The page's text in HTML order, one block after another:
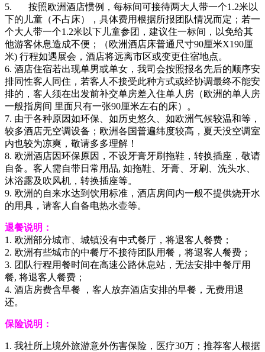
5. 按照欧洲酒店惯例，每标间可接待两大人带一个1.2米以
下的儿童（不占床），具体费用根据所报团队情况而定；若一
个大人带一个1.2米以下儿童参团，建议住一标间，以免给其
他游客休息造成不便；（欧洲酒店床普通尺寸90厘米X190厘
米) 行程如遇展会，酒店将远离市区或变更住宿地点。
6. 酒店住宿若出现单男或单女，我司会按照报名先后的顺序安
排同性客人同住，若客人不接受此种方式或经协调最终不能安
排的，客人须在出发前补交单房差入住单人房（欧洲的单人房
一般指房间 里面只有一张90厘米左右的床）。
7. 由于各种原因如环保、如历史悠久、如欧洲气候较温和等，
较多酒店无空调设备；欧洲各国普遍纬度较高，夏天没空调室
内也较为凉爽，敬请多多理解！
8. 欧洲酒店因环保原因，不设牙膏牙刷拖鞋，转换插座，敬请
自备。客人需自带日常用品, 如拖鞋、牙膏、牙刷、洗头水、
沐浴露及吹风机，转换插座等。
9. 欧洲的自来水达到饮用标准，酒店房间内一般不提供烧开水
的用具，请客人自备电热水壶等。
退餐说明：
1. 欧洲部分城市、城镇没有中式餐厅，将退客人餐费；
2. 欧洲有些城市的中餐厅不接待团队用餐，将退客人餐费；
3. 团队行程用餐时间在高速公路休息站，无法安排中餐厅用
餐, 将退客人餐费；
4. 酒店房费含早餐 ，客人放弃酒店安排的早餐，无费用退
还。
保险说明：
1. 我社所上境外旅游意外伤害保险，医疗30万；推荐客人根据